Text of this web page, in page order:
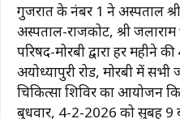
गुजरात के नंबर 1 नेत्र अस्पताल
अस्पताल-राजकोट, श्री जलाराम
परिषद-मोरबी द्वारा हर महीने
अयोध्यापुरी रोड, मोरबी में सभी
चिकित्सा शिविर का आयोजन
बुधवार, 4-2-2026 को सुबह